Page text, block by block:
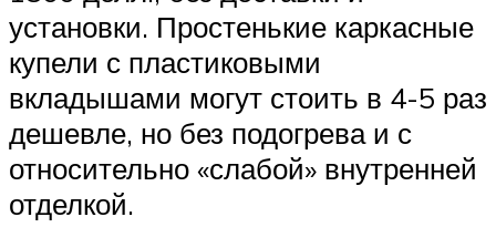
установки. Простенькие каркасные
купели с пластиковыми
вкладышами могут стоить в 4-5 раз
дешевле, но без подогрева и с
относительно «слабой» внутренней
отделкой.